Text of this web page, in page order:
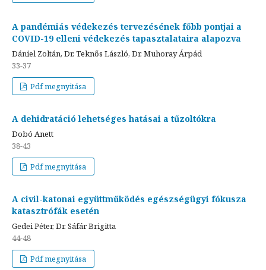
A pandémiás védekezés tervezésének főbb pontjai a
COVID-19 elleni védekezés tapasztalataira alapozva
Dániel Zoltán, Dr. Teknős László, Dr. Muhoray Árpád
33-37
Pdf megnyitása
A dehidratáció lehetséges hatásai a tűzoltókra
Dobó Anett
38-43
Pdf megnyitása
A civil-katonai együttműködés egészségügyi fókusza
katasztrófák esetén
Gedei Péter, Dr. Sáfár Brigitta
44-48
Pdf megnyitása